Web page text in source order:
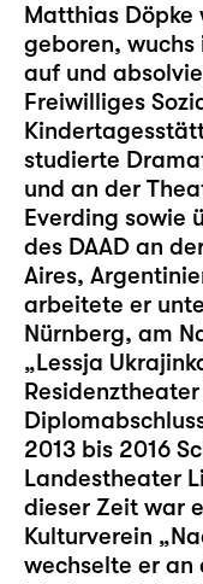
Matthias Döpke
geboren, wuchs
auf und
Freiwilliges
studierte
und an der
Everding sowie
des DAAD an
Aires,
arbeitete er
Nürnberg, am
„Lessja
2013 bis 2016
Landestheater
dieser Zeit war
Kulturverein
wechselte er an